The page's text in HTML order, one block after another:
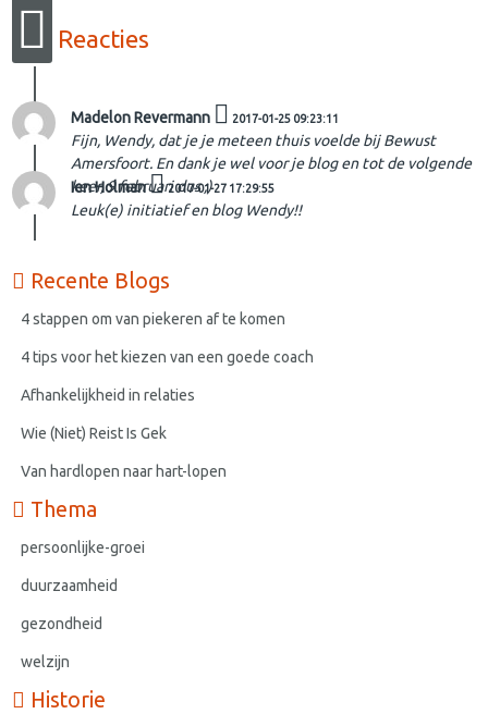
Reacties
Madelon Revermann 2017-01-25 09:23:11
Fijn, Wendy, dat je je meteen thuis voelde bij Bewust
Amersfoort. En dank je wel voor je blog en tot de volgende
keer, 9 februari dus ;)
Ien Holman 2017-01-27 17:29:55
Leuk(e) initiatief en blog Wendy!!
Recente Blogs
4 stappen om van piekeren af te komen
4 tips voor het kiezen van een goede coach
Afhankelijkheid in relaties
Wie (Niet) Reist Is Gek
Van hardlopen naar hart-lopen
Thema
persoonlijke-groei
duurzaamheid
gezondheid
welzijn
Historie